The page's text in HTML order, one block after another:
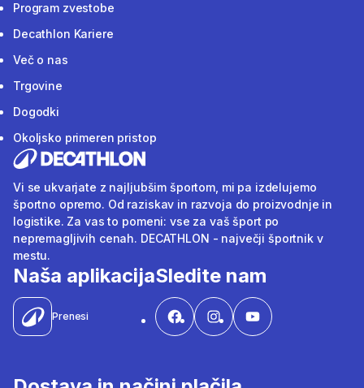
Program zvestobe
Decathlon Kariere
Več o nas
Trgovine
Dogodki
Okoljsko primeren pristop
Vi se ukvarjate z najljubšim športom, mi pa izdelujemo
športno opremo. Od raziskav in razvoja do proizvodnje in
logistike. Za vas to pomeni: vse za vaš šport po
nepremagljivih cenah. DECATHLON - največji športnik v
mestu.
Naša aplikacija
Prenesi
Sledite nam